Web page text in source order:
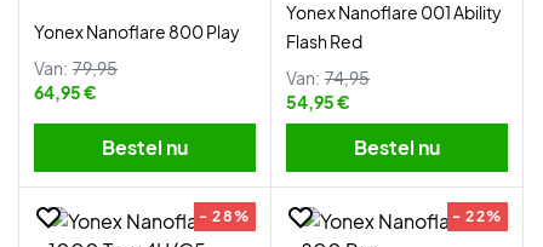
Yonex Nanoflare 800 Play
Van: 79,95
64,95 €
Bestel nu
Yonex Nanoflare 001 Ability
Flash Red
Van: 74,95
54,95 €
Bestel nu
- 28% - 22%